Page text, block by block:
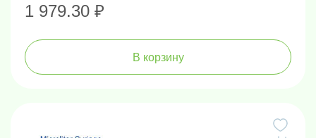
1 979.30 ₽
В корзину